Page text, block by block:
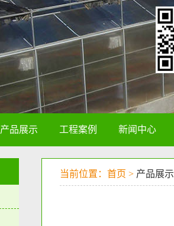
产品展示 工程案例 新闻中心
当前位置：首页 > 产品展示